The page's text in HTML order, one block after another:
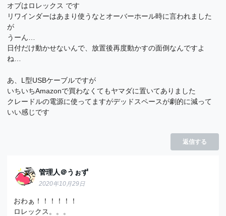
オブはロレックス です
リワインダーはあまり使うなとオーバーホール時に言われました
が
うーん…
日付だけ動かせないんで、放置後再度動かすの面倒なんですよ
ね…
あ、L型USBケーブルですが
いちいちAmazonで買わなくてもヤマダに置いてありました
クレードルの電源に使ってますがデッドスペースが劇的に減って
いい感じです
返信する
管理人＠うぉず
2020年10月29日
おわぁ！！！！！！
ロレックス。。。